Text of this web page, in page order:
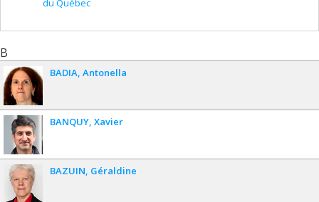
du Québec
B
BADIA Antonella
BANQUY Xavier
BAZUIN Géraldine